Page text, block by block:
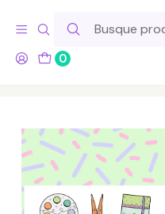
0
Hola! Si tu pedido incluye
ten en cuenta este tiempo
Inicio Lo Hacemos